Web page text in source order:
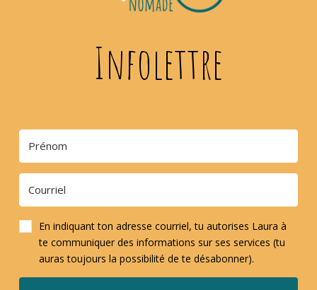
Infolettre
En indiquant ton adresse courriel, tu autorises Laura à
te communiquer des informations sur ses services (tu
auras toujours la possibilité de te désabonner).